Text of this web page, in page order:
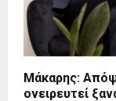
Μάκαρης:
ονειρευτεί